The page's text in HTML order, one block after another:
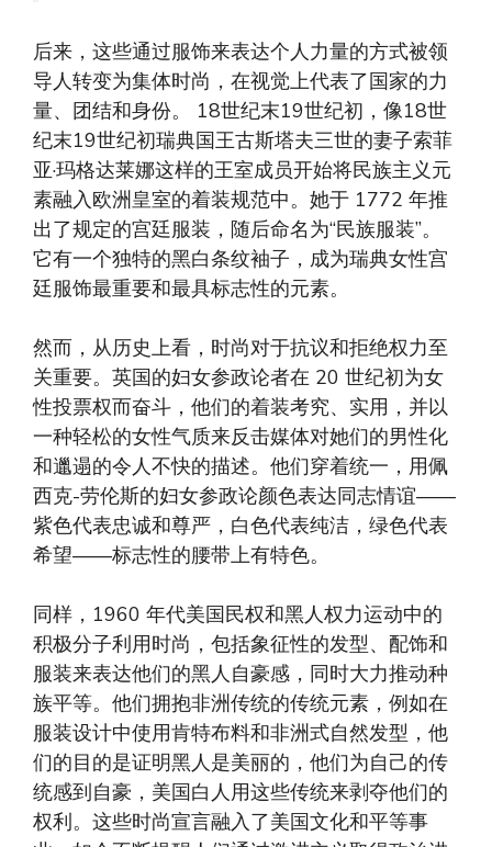
后来，这些通过服饰来表达个人力量的方式被领
导人转变为集体时尚，在视觉上代表了国家的力
量、团结和身份。 18世纪末19世纪初，像18世
纪末19世纪初瑞典国王古斯塔夫三世的妻子索菲
亚·玛格达莱娜这样的王室成员开始将民族主义元
素融入欧洲皇室的着装规范中。她于 1772 年推
出了规定的宫廷服装，随后命名为“民族服装”。
它有一个独特的黑白条纹袖子，成为瑞典女性宫
廷服饰最重要和最具标志性的元素。
然而，从历史上看，时尚对于抗议和拒绝权力至
关重要。英国的妇女参政论者在 20 世纪初为女
性投票权而奋斗，他们的着装考究、实用，并以
一种轻松的女性气质来反击媒体对她们的男性化
和邋遢的令人不快的描述。他们穿着统一，用佩
西克-劳伦斯的妇女参政论颜色表达同志情谊——
紫色代表忠诚和尊严，白色代表纯洁，绿色代表
希望——标志性的腰带上有特色。
同样，1960 年代美国民权和黑人权力运动中的
积极分子利用时尚，包括象征性的发型、配饰和
服装来表达他们的黑人自豪感，同时大力推动种
族平等。他们拥抱非洲传统的传统元素，例如在
服装设计中使用肯特布料和非洲式自然发型，他
们的目的是证明黑人是美丽的，他们为自己的传
统感到自豪，美国白人用这些传统来剥夺他们的
权利。这些时尚宣言融入了美国文化和平等事